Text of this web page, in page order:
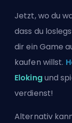
Jetzt, wo du
dass du
dir ein Game
kaufen willst.
Elokingund
verdienst!
Alternativ